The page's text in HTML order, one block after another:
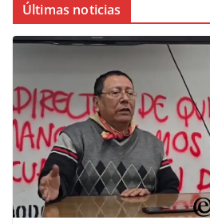
Últimas noticias